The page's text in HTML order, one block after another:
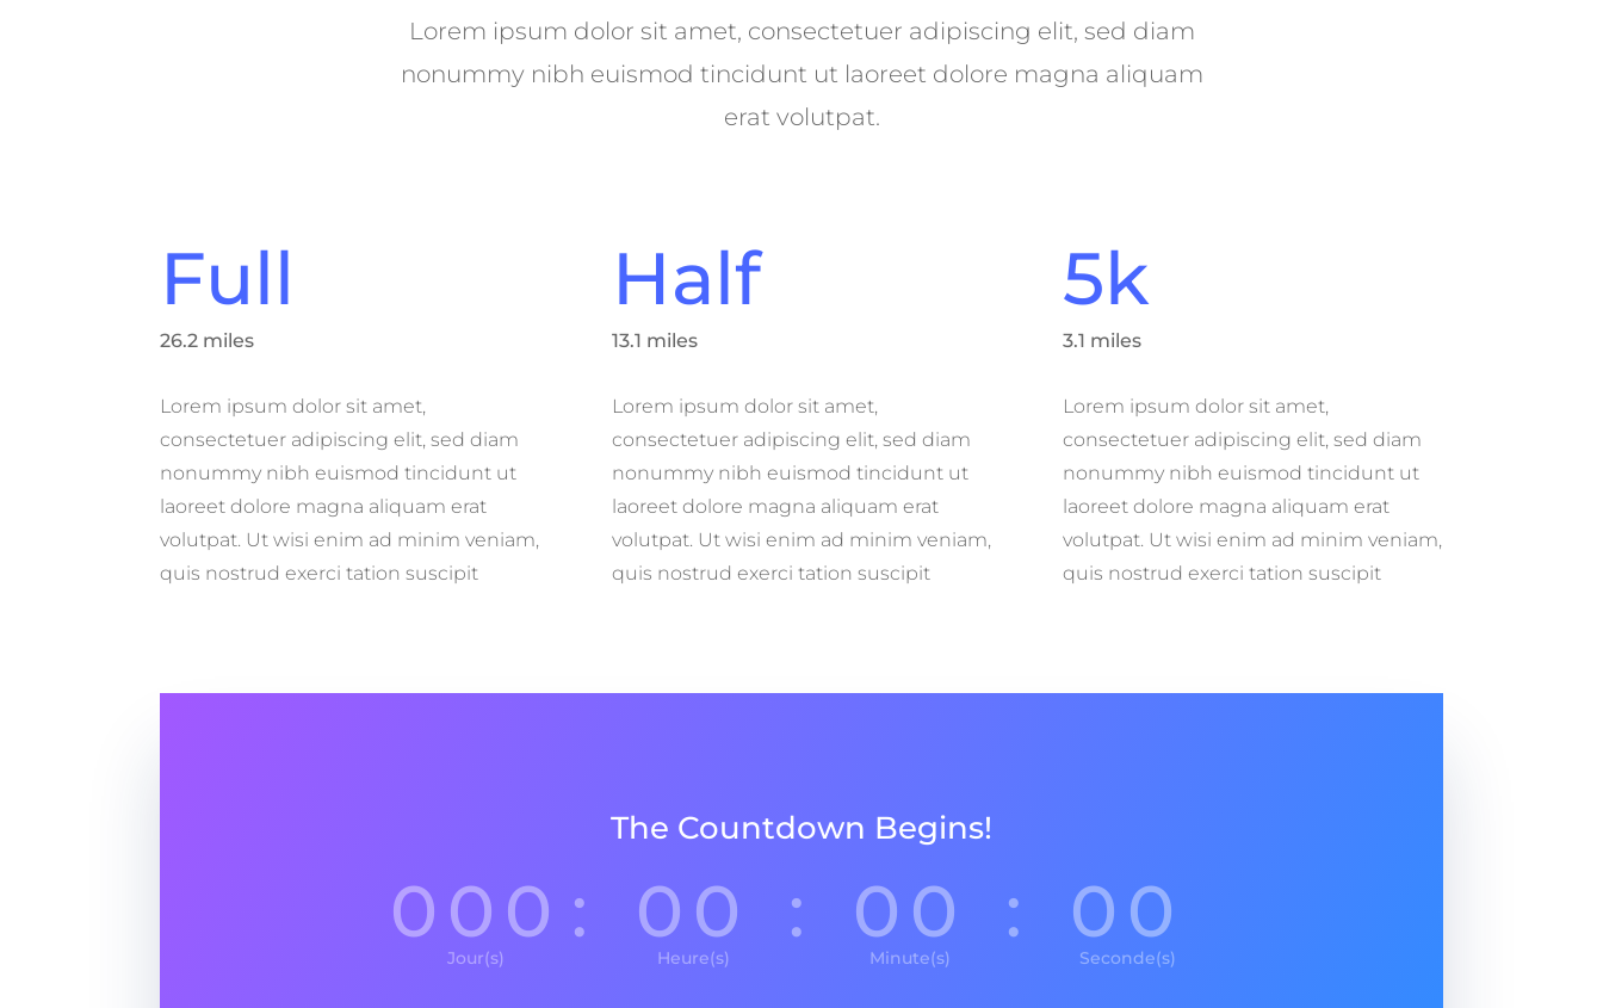
Lorem ipsum dolor sit amet, consectetuer adipiscing elit, sed diam
nonummy nibh euismod tincidunt ut laoreet dolore magna aliquam
erat volutpat.
Full
26.2 miles
Lorem ipsum dolor sit amet,
consectetuer adipiscing elit, sed diam
nonummy nibh euismod tincidunt ut
laoreet dolore magna aliquam erat
volutpat. Ut wisi enim ad minim veniam,
quis nostrud exerci tation suscipit
Half
13.1 miles
Lorem ipsum dolor sit amet,
consectetuer adipiscing elit, sed diam
nonummy nibh euismod tincidunt ut
laoreet dolore magna aliquam erat
volutpat. Ut wisi enim ad minim veniam,
quis nostrud exerci tation suscipit
5k
3.1 miles
Lorem ipsum dolor sit amet,
consectetuer adipiscing elit, sed diam
nonummy nibh euismod tincidunt ut
laoreet dolore magna aliquam erat
volutpat. Ut wisi enim ad minim veniam,
quis nostrud exerci tation suscipit
The Countdown Begins!
000
Jour(s)
: 00
Heure(s)
: 00
Minute(s)
: 00
Seconde(s)